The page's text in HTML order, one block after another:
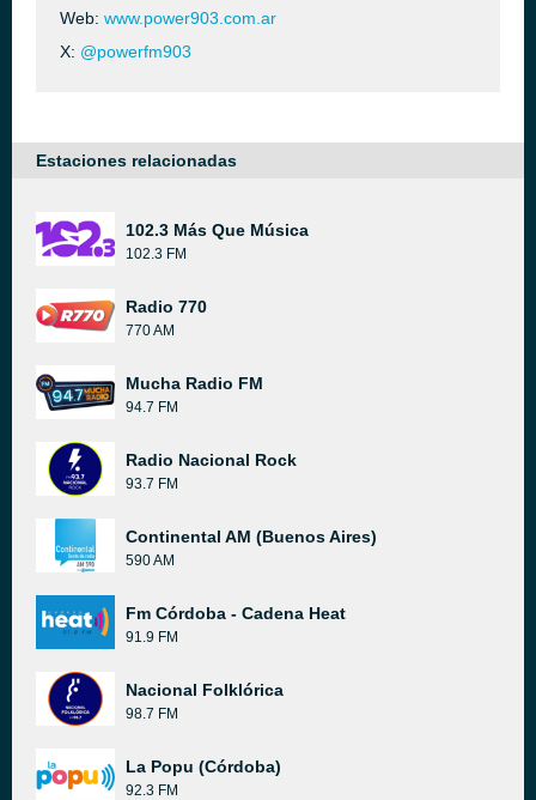
Web: www.power903.com.ar
X: @powerfm903
Estaciones relacionadas
102.3 Más Que Música
102.3 FM
Radio 770
770 AM
Mucha Radio FM
94.7 FM
Radio Nacional Rock
93.7 FM
Continental AM (Buenos Aires)
590 AM
Fm Córdoba - Cadena Heat
91.9 FM
Nacional Folklórica
98.7 FM
La Popu (Córdoba)
92.3 FM